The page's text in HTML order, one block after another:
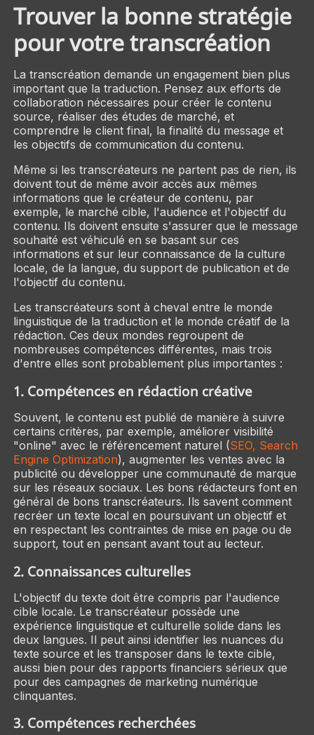
Trouver la bonne stratégie
pour votre transcréation
La transcréation demande un engagement bien plus
important que la traduction. Pensez aux efforts de
collaboration nécessaires pour créer le contenu
source, réaliser des études de marché, et
comprendre le client final, la finalité du message et
les objectifs de communication du contenu.
Même si les transcréateurs ne partent pas de rien, ils
doivent tout de même avoir accès aux mêmes
informations que le créateur de contenu, par
exemple, le marché cible, l'audience et l'objectif du
contenu. Ils doivent ensuite s'assurer que le message
souhaité est véhiculé en se basant sur ces
informations et sur leur connaissance de la culture
locale, de la langue, du support de publication et de
l'objectif du contenu.
Les transcréateurs sont à cheval entre le monde
linguistique de la traduction et le monde créatif de la
rédaction. Ces deux mondes regroupent de
nombreuses compétences différentes, mais trois
d'entre elles sont probablement plus importantes :
1. Compétences en rédaction créative
Souvent, le contenu est publié de manière à suivre
certains critères, par exemple, améliorer visibilité
"online" avec le référencement naturel (SEO, Search
Engine Optimization), augmenter les ventes avec la
publicité ou développer une communauté de marque
sur les réseaux sociaux. Les bons rédacteurs font en
général de bons transcréateurs. Ils savent comment
recréer un texte local en poursuivant un objectif et
en respectant les contraintes de mise en page ou de
support, tout en pensant avant tout au lecteur.
2. Connaissances culturelles
L'objectif du texte doit être compris par l'audience
cible locale. Le transcréateur possède une
expérience linguistique et culturelle solide dans les
deux langues. Il peut ainsi identifier les nuances du
texte source et les transposer dans le texte cible,
aussi bien pour des rapports financiers sérieux que
pour des campagnes de marketing numérique
clinquantes.
3. Compétences recherchées